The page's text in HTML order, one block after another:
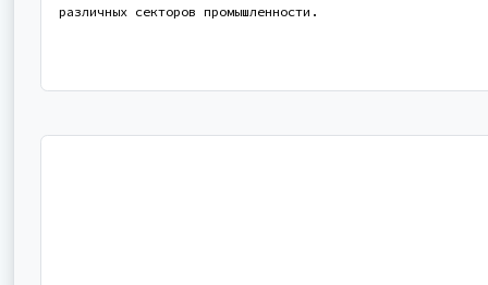
различных секторов промышленности.